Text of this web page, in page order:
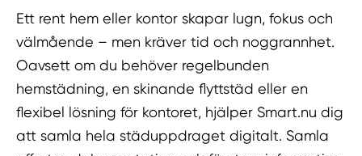
Ett rent hem eller kontor skapar lugn, fokus och
välmående – men kräver tid och noggrannhet.
Oavsett om du behöver regelbunden
hemstädning, en skinande flyttstäd eller en
flexibel lösning för kontoret, hjälper Smart.nu dig
att samla hela städuppdraget digitalt. Samla